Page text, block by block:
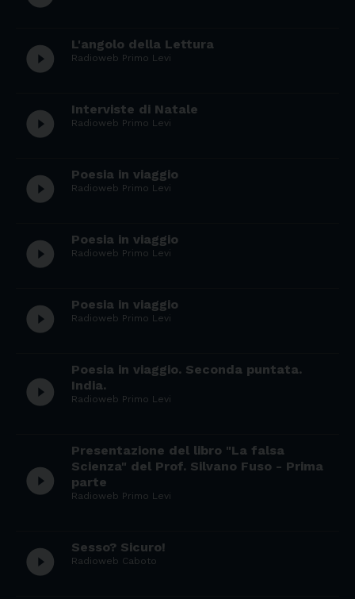
play_circle_filled L'angolo della Lettura
Radioweb Primo Levi
play_circle_filled Interviste di Natale
Radioweb Primo Levi
play_circle_filled Poesia in viaggio
Radioweb Primo Levi
play_circle_filled Poesia in viaggio
Radioweb Primo Levi
play_circle_filled Poesia in viaggio
Radioweb Primo Levi
play_circle_filled
Poesia in viaggio. Seconda puntata.
India.
Radioweb Primo Levi
play_circle_filled
Presentazione del libro "La falsa
Scienza" del Prof. Silvano Fuso - Prima
parte
Radioweb Primo Levi
play_circle_filled Sesso? Sicuro!
Radioweb Caboto